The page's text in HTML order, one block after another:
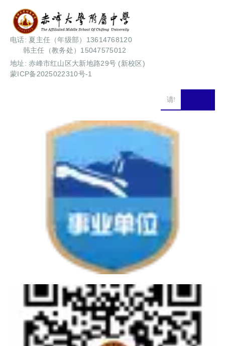
电话: 夏主任（年级部）13614768120
韩主任（教务处）15047575012
地址: 赤峰市红山区大新地路29号 (新校区)
蒙ICP备2025022310号-1